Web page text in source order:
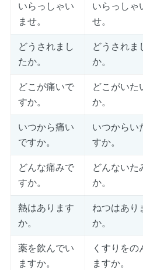
いらっしゃい
ませ。
いらっしゃ
せ。
どうされまし
たか。
どうされま
か。
どこが痛いで
すか。
どこがいた
か。
いつから痛い
ですか。
いつからい
すか。
どんな痛みで
すか。
どんないた
か。
熱はあります
か。
ねつはあり
か。
薬を飲んでい
ますか。
くすりをの
ますか。